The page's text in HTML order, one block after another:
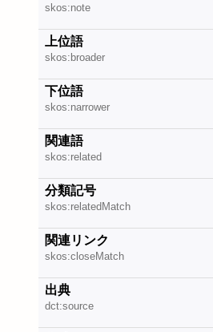
skos:note
上位語
skos:broader
下位語
skos:narrower
関連語
skos:related
分類記号
skos:relatedMatch
関連リンク
skos:closeMatch
出典
dct:source